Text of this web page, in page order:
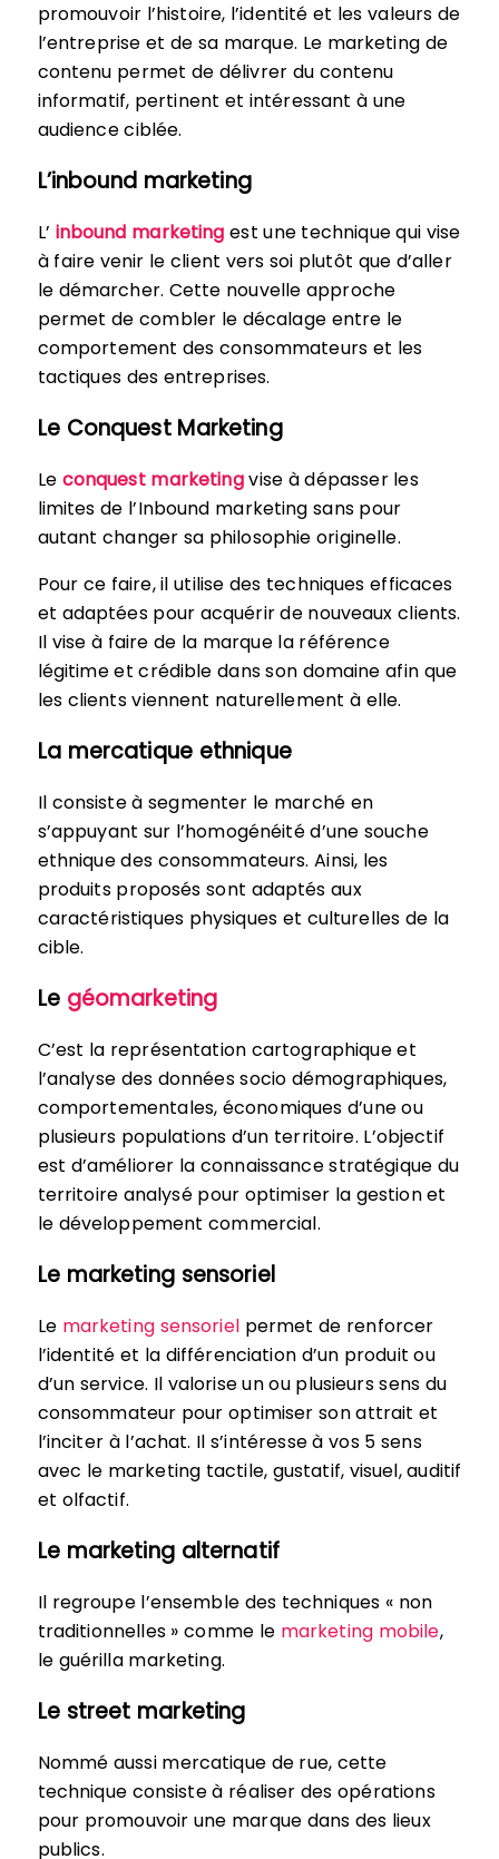
promouvoir l’histoire, l’identité et les valeurs de
l’entreprise et de sa marque. Le marketing de
contenu permet de délivrer du contenu
informatif, pertinent et intéressant à une
audience ciblée.
L’inbound marketing
L’ inbound marketing est une technique qui vise
à faire venir le client vers soi plutôt que d’aller
le démarcher. Cette nouvelle approche
permet de combler le décalage entre le
comportement des consommateurs et les
tactiques des entreprises.
Le Conquest Marketing
Le conquest marketingvise à dépasser les
limites de l’Inbound marketing sans pour
autant changer sa philosophie originelle.
Pour ce faire, il utilise des techniques efficaces
et adaptées pour acquérir de nouveaux clients.
Il vise à faire de la marque la référence
légitime et crédible dans son domaine afin que
les clients viennent naturellement à elle.
La mercatique ethnique
Il consiste à segmenter le marché en
s’appuyant sur l’homogénéité d’une souche
ethnique des consommateurs. Ainsi, les
produits proposés sont adaptés aux
caractéristiques physiques et culturelles de la
cible.
Le géomarketing
C’est la représentation cartographique et
l’analyse des données socio démographiques,
comportementales, économiques d’une ou
plusieurs populations d’un territoire. L’objectif
est d’améliorer la connaissance stratégique du
territoire analysé pour optimiser la gestion et
le développement commercial.
Le marketing sensoriel
Le marketing sensorielpermet de renforcer
l’identité et la différenciation d’un produit ou
d’un service. Il valorise un ou plusieurs sens du
consommateur pour optimiser son attrait et
l’inciter à l’achat. Il s’intéresse à vos 5 sens
avec le marketing tactile, gustatif, visuel, auditif
et olfactif.
Le marketing alternatif
Il regroupe l’ensemble des techniques « non
traditionnelles » comme le marketing mobile,
le guérilla marketing.
Le street marketing
Nommé aussi mercatique de rue, cette
technique consiste à réaliser des opérations
pour promouvoir une marque dans des lieux
publics.